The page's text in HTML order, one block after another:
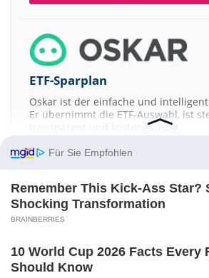
ETF-Sparplan
Oskar ist der einfache und
Er übernimmt die ETF-Auswahl, ist
transparent und kostengünstig.
JETZT MEHR ERFAHREN
S&P 500
Für Sie Empfohlen
Remember This Kick-Ass Star?
Shocking Transformation
BRAINBERRIES
10 World Cup 2026 Facts Every
Should Know